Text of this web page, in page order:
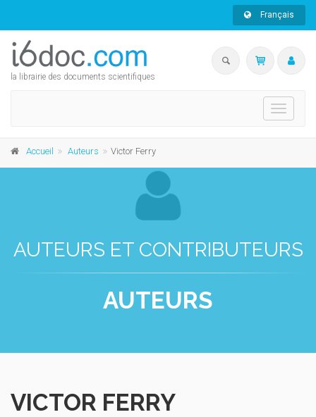
Français
la librairie des documents scientifiques
Toggle
Accueil Auteurs Victor Ferry
AUTEURS ET CONTRIBUTEURS
AUTEURS
VICTOR FERRY